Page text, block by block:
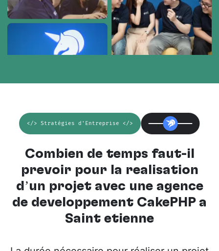
</> Stratégies d'Entreprise </>
Combien de temps faut-il
prévoir pour la réalisation
d’un projet avec une agence
de développement CakePHP à
Saint etienne